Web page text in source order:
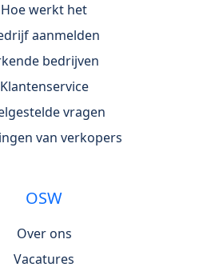
Hoe werkt het
aanmelden
bedrijven
Klantenservice
vragen
van verkopers
OSW
Over ons
Vacatures